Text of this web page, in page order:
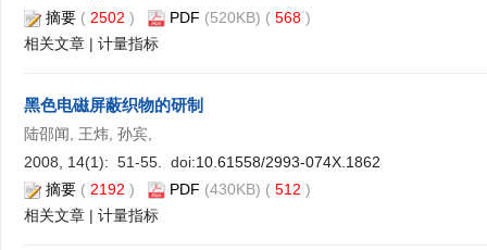
摘要 ( 2502 ) PDF (520KB) ( 568 )
相关文章 | 计量指标
黑色电磁屏蔽织物的研制
陆邵闻, 王炜, 孙宾,
2008, 14(1): 51-55. doi:10.61558/2993-074X.1862
摘要 ( 2192 ) PDF (430KB) ( 512 )
相关文章 | 计量指标